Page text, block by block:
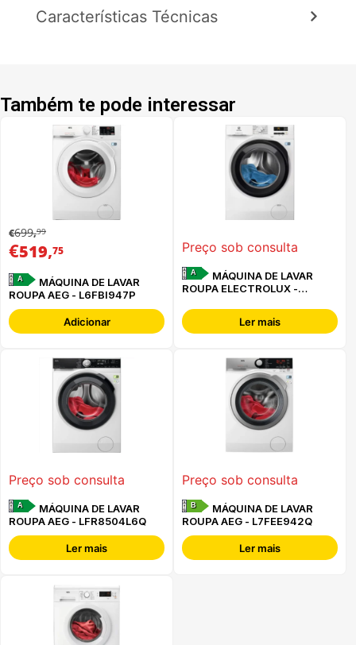
Características Técnicas
Também te pode interessar
€699,99
€519,75
A
MÁQUINA DE LAVAR
ROUPA AEG - L6FBI947P
Adicionar
Preço sob consulta
A
MÁQUINA DE LAVAR
ROUPA ELECTROLUX -
Ler mais
Preço sob consulta
A
MÁQUINA DE LAVAR
ROUPA AEG - LFR8504L6Q
Ler mais
Preço sob consulta
B
MÁQUINA DE LAVAR
ROUPA AEG - L7FEE942Q
Ler mais